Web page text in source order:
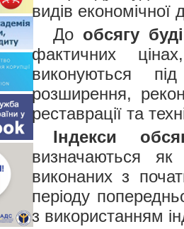
видів економічної
До обсягу
фактичних
виконуються
розширення,
реставрації та
Індекси
визначаються як
виконаних з
періоду
з використанням